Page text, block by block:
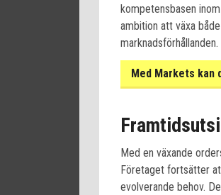
kompetensbasen
ambition att växa
marknadsförhållanden.
Med Markets kan
Med en växande
Företaget fortsätter
evolverande behov.